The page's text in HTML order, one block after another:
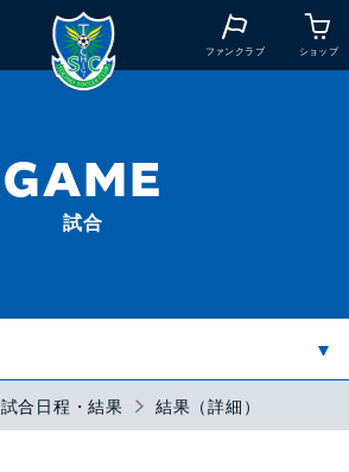
ファンクラブ ショップ
GAME
試合
試合日程・結果 結果（詳細）